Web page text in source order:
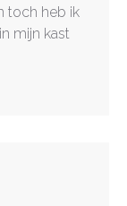
toch heb ik
mijn kast